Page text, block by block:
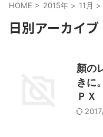
HOME > 2015年 > 11月 >
日別アーカイ
顏の
きに
ＰＸ